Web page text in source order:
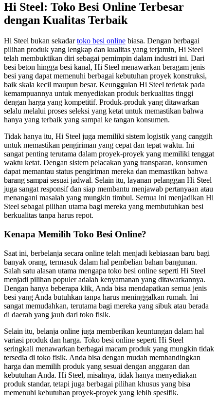
Hi Steel: Toko Besi Online Terbesar
dengan Kualitas Terbaik
Hi Steel bukan sekadartoko besi online biasa. Dengan berbagai
pilihan produk yang lengkap dan kualitas yang terjamin, Hi Steel
telah membuktikan diri sebagai pemimpin dalam industri ini. Dari
besi beton hingga besi kanal, Hi Steel menawarkan beragam jenis
besi yang dapat memenuhi berbagai kebutuhan proyek konstruksi,
baik skala kecil maupun besar. Keunggulan Hi Steel terletak pada
kemampuannya untuk menyediakan produk berkualitas tinggi
dengan harga yang kompetitif. Produk-produk yang ditawarkan
selalu melalui proses seleksi yang ketat untuk memastikan bahwa
hanya yang terbaik yang sampai ke tangan konsumen.
Tidak hanya itu, Hi Steel juga memiliki sistem logistik yang canggih
untuk memastikan pengiriman yang cepat dan tepat waktu. Ini
sangat penting terutama dalam proyek-proyek yang memiliki tenggat
waktu ketat. Dengan sistem pelacakan yang transparan, konsumen
dapat memantau status pengiriman mereka dan memastikan bahwa
barang sampai sesuai jadwal. Selain itu, layanan pelanggan Hi Steel
juga sangat responsif dan siap membantu menjawab pertanyaan atau
menangani masalah yang mungkin timbul. Semua ini menjadikan Hi
Steel sebagai pilihan utama bagi mereka yang membutuhkan besi
berkualitas tanpa harus repot.
Kenapa Memilih Toko Besi Online?
Saat ini, berbelanja secara online telah menjadi kebiasaan baru bagi
banyak orang, termasuk dalam hal pembelian bahan bangunan.
Salah satu alasan utama mengapa toko besi online seperti Hi Steel
menjadi pilihan populer adalah kenyamanan yang ditawarkannya.
Dengan hanya beberapa klik, Anda bisa mendapatkan semua jenis
besi yang Anda butuhkan tanpa harus meninggalkan rumah. Ini
sangat memudahkan, terutama bagi mereka yang sibuk atau berada
di daerah yang jauh dari toko fisik.
Selain itu, belanja online juga memberikan keuntungan dalam hal
variasi produk dan harga. Toko besi online seperti Hi Steel
seringkali menawarkan berbagai macam produk yang mungkin tidak
tersedia di toko fisik. Anda bisa dengan mudah membandingkan
harga dan memilih produk yang sesuai dengan anggaran dan
kebutuhan Anda. Hi Steel, misalnya, tidak hanya menyediakan
produk standar, tetapi juga berbagai pilihan khusus yang bisa
memenuhi kebutuhan proyek-proyek yang lebih spesifik.